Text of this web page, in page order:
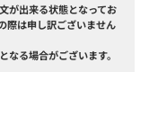
が出来る状態となってお
際は申し訳ございません
る場合がございます。